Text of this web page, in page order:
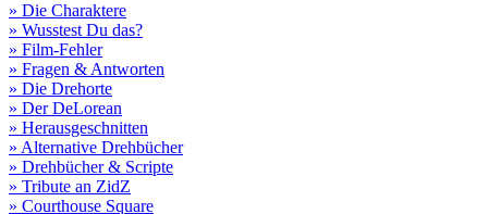
» Die Charaktere
» Wusstest Du das?
» Film-Fehler
» Fragen & Antworten
» Die Drehorte
» Der DeLorean
» Herausgeschnitten
» Alternative Drehbücher
» Drehbücher & Scripte
» Tribute an ZidZ
» Courthouse Square